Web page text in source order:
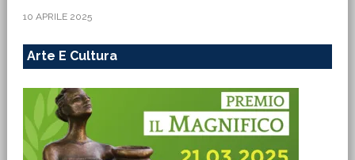
10 APRILE 2025
Arte E Cultura